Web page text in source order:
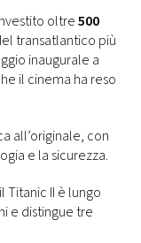
oltre500
transatlantico più
inaugurale a
il cinema ha reso
all’originale, con
e la sicurezza.
il Titanic II è lungo
e distingue tre